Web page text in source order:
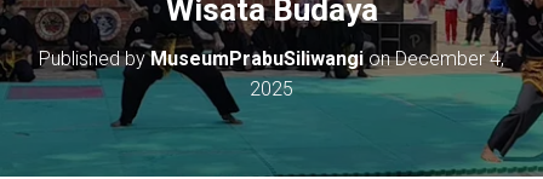
I
G
A
I
O
N
Wisata Budaya
Published byMuseumPrabuSiliwangionDecember 4,
2025